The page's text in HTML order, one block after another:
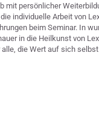
mit persönlicher
individuelle Arbeit von
beim Seminar. In
in die Heilkunst von
die Wert auf sich